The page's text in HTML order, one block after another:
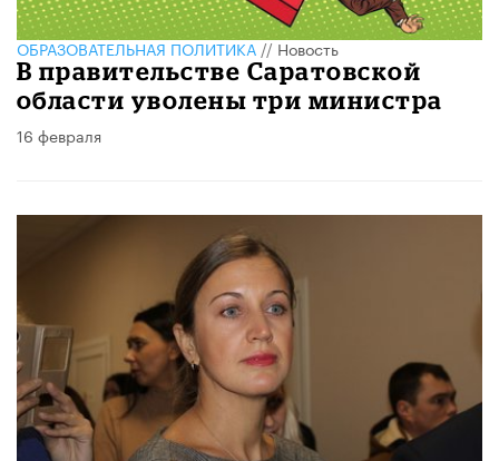
ОБРАЗОВАТЕЛЬНАЯ ПОЛИТИКА//Новость
В правительстве Саратовской
области уволены три министра
16 февраля